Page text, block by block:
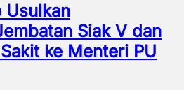
Usulkan
Siak V dan
ke Menteri PU